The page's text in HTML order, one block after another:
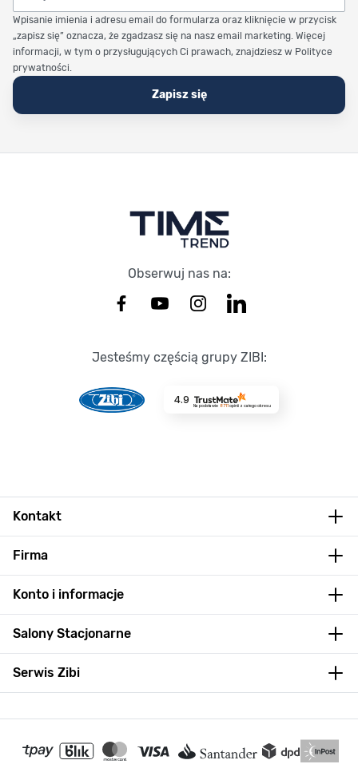
Wpisanie imienia i adresu email do formularza oraz kliknięcie w przycisk
„zapisz się” oznacza, że zgadzasz się na nasz email marketing. Więcej
informacji, w tym o przysługujących Ci prawach, znajdziesz w Polityce
prywatności.
Zapisz się
Obserwuj nas na:
Jesteśmy częścią grupy ZIBI:
4.9
Na podstawie 8711opinii z całego okresu
Kontakt
Firma
Konto i informacje
Salony Stacjonarne
Serwis Zibi